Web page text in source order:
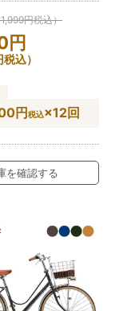
円税込）
円
税込）
円税込×12回
を確認する